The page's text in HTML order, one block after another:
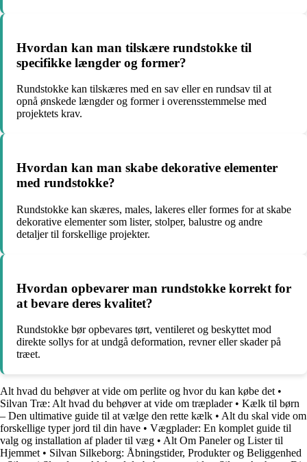
Hvordan kan man tilskære rundstokke til
specifikke længder og former?
Rundstokke kan tilskæres med en sav eller en rundsav til at
opnå ønskede længder og former i overensstemmelse med
projektets krav.
Hvordan kan man skabe dekorative elementer
med rundstokke?
Rundstokke kan skæres, males, lakeres eller formes for at skabe
dekorative elementer som lister, stolper, balustre og andre
detaljer til forskellige projekter.
Hvordan opbevarer man rundstokke korrekt for
at bevare deres kvalitet?
Rundstokke bør opbevares tørt, ventileret og beskyttet mod
direkte sollys for at undgå deformation, revner eller skader på
træet.
Alt hvad du behøver at vide om perlite og hvor du kan købe det •
Silvan Træ: Alt hvad du behøver at vide om træplader• Kælk til børn
– Den ultimative guide til at vælge den rette kælk • Alt du skal vide om
forskellige typer jord til din have • Vægplader: En komplet guide til
valg og installation af plader til væg • Alt Om Paneler og Lister til
Hjemmet • Silvan Silkeborg: Åbningstider, Produkter og Beliggenhed